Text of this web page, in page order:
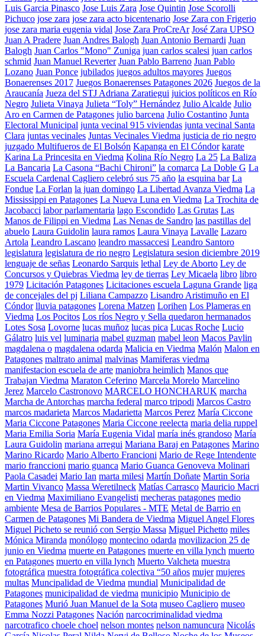
Luis Garcia Pinasco Jose Luis Zara Jose Quintin Jose Scorolli
Pichuco jose zara jose zara acto bicentenario Jose Zara con Frigerio
jose zara maria eugenia vidal Jose Zara ProCreAr José Zara UPSO
Juan A Pradere Juan Andres Balogh Juan Antonio Bernardi Juan
Balogh Juan Carlos "Mono" Zuniga juan carlos scalesi juan carlos
schmid Juan Manuel Reverter Juan Pablo Barreno Juan Pablo
Lozano Juan Ponce jubilados juegos adultos mayores Juegos
Bonaerenses 2017 Juegos Bonaerenses Patagones 2026 Juegos de la
Araucanía Jueza del STJ Adriana Zaratiegui juicios políticos en Río
Negro Julieta Vinaya Julieta “Toly” Hernández Julio Alcalde Julio
Aro en Carmen de Patagones julio barcena Julio Costantino Junta
Electoral Municipal junta vecinal 915 viviendas junta vecinal Santa
Clara juntas vecinales Juntas Vecinales Viedma justicia de rio negro
juzgado Multifueros de El Bolsón Kapanga en El Cóndor karate
Karina La Princesita en Viedma Kolina Río Negro La 25 La Baliza
La Bancaria La Casona “Bachi Chironi” la comarca La Doble G La
Escuela Cardenal Cagliero celebró sus 75 año la esquina bar La
Fondue La Forlan la juan domingo La Libertad Avanza Viedma La
Mississippi en Patagones La Nueva Luna en Viedma La Trochita de
Jacobacci labor parlamentaria lago Escondido Las Grutas Las
Manos de Filippi en Viedma Las Nenas de Sandro las pastillas del
abuelo Laura Guidolin laura ramos Laura Vinaya Lavalle Lazaro
Artola Leandro Lascano leandro massaccesi Leandro Santoro
legislatura legislatura de rio negro Legislatura sesion diciembre 2019
lenguaje de señas Leonardo Sarquis lethal Ley de Aborto Ley de
Concursos y Quiebras Viedma ley de tierras Ley Micaela libro libro
1979 Licitación Patagones Licitaciones escuela Laguna Grande liga
de concejales del pj Liliana Campazzo Lisandro Aristimuño en El
Cóndor lluvia patagones Lorena Matzen Lorihen Los Plameras en
Viedma Los Pocitos Los ríos Negro y Sella quedaron hermanados
Lotes Sosa Lovorne lucas muñoz lucas pica Lucas Roche Lucio
Gálatro luis vel luminaria mabel guzman mabel leon Macos Pavlin
magdalena o magdalena odarda Malicia en Viedma Malón Malon en
Patagones maltrato animal malvinas Mamiferas viedma
manifestacion escuela de arte maniobra heimlich Manos que
Trabajan Viedma Maraton Ceferino Marcela Morelo Marcelino
Jerez Marcelo Castronovo MARCELO HONCHARUK marcha
Marcha de Antorchas marcha federal marco tripodi Marcos Castro
marcos madarieta Marcos Madarietta Marcos Perez María Ciccone
Maria Ciccone Patagones Maria Ciccone reelecta maria delia ruppel
Maria Emilia Soria María Eugenia Vidal maría inés grandoso María
Laura Guidolin mariana arregui Mariana Baraj en Patagones Marino
Marino Ricardo Mario Alberto Francioni Mario de Rege Intendente
mario franccioni mario guanca Mario Guanca Genoveva Molinari
Paola Casadei Mario Ian marta milesi Martín Doñate Martin Soria
Martin Vivanco Massa Weretilneck Matías Carrasco Mauricio Macri
en Viedma Maximiliano Evangelisti mecheras patagones medio
ambiente Mesa de Barrios Populares - MTE Metal de Barrio en
Carmen de Patagones Mi Bandera de Viedma Miguel Angel Flores
Miguel Picheto se reunió con Sergio Massa Miguel Pichetto miles
Mónica Miranda monólogo montecino odarda movilizacion 25 de
junio en Viedma muerte en Patagones muerte en villa lynch muerto
en Patagones muerto en villa lynch Muerto Valcheta muestra
fotográfica muestra fotográfica colectiva “50 años mujer mujeres
multas Muncipalidad de Viedma mundial Municipalidad de
Patagones municipalidad de viedma municipio Municipio de
Patagones Murió Juan Manuel de la Sota museo Cagliero museo
Emma Nozzi Patagones Nación narcocriminalidad viedma
narcotrafico choele choel nelson montes nelson namuncura Nicolás